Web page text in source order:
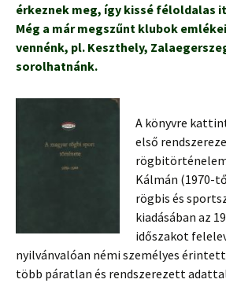
érkeznek meg, így kissé féloldalas
Még a már megszűnt klubok
vennénk, pl. Keszthely,
sorolhatnánk.
A könyvre
első
Kálmán (1970-
rögbis és
kiadásában az
időszakot
nyilvánvalóan némi személyes
több páratlan és rendszerezett